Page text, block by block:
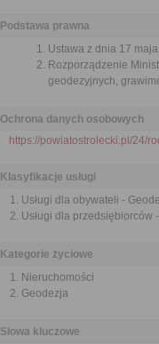
Podstawa prawna
Ustawa z dnia 17
Rozporządzenie
geodezyjnych,
Ochrona danych osobowych
https://powiatostrolecki.pl/24/
Klasyfikacje usługi
Usługi dla obywateli -
Usługi dla przedsiębiorców
Kategorie życiowe
Nieruchomości
Geodezja
Słowa kluczowe